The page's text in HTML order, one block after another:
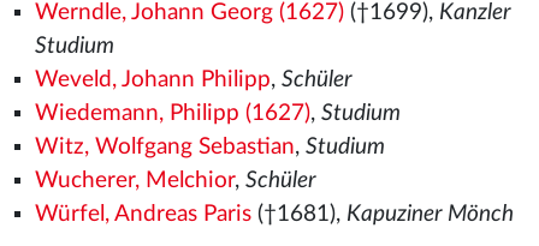
Werndle, Johann Georg (1627)(†1699), Kanzler
Studium
Weveld, Johann Philipp, Schüler
Wiedemann, Philipp (1627), Studium
Witz, Wolfgang Sebastian, Studium
Wucherer, Melchior, Schüler
Würfel, Andreas Paris(†1681), Kapuziner Mönch